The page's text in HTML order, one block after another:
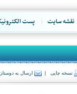
سایت پست الکترونیک
چاپی | ارسال به دوستان